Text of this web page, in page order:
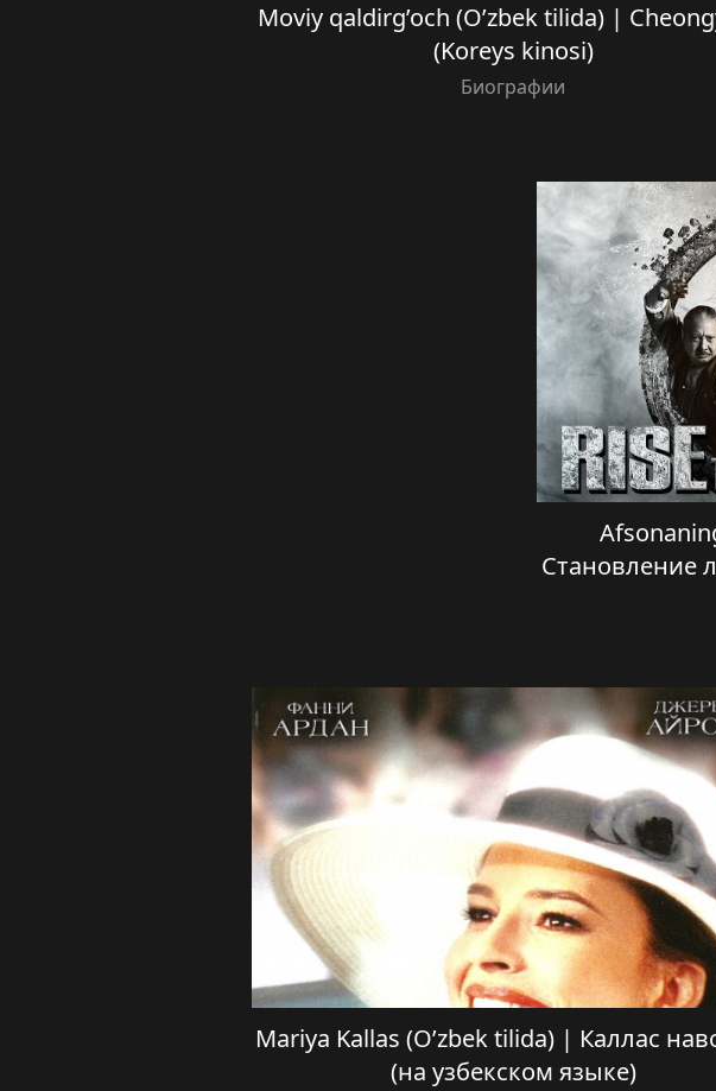
Moviy qaldirg’och (O’zbek tilida) |
(Koreys kinosi)
Биографии
Становление
Mariya Kallas (O’zbek tilida) | Каллас
(на узбекском языке)